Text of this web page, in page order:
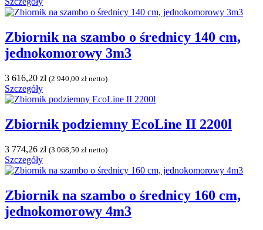
Zbiornik na szambo o średnicy 140 cm,
jednokomorowy 3m3
3 616,20 zł (2 940,00 zł netto)
Szczegóły
Zbiornik podziemny EcoLine II 2200l
3 774,26 zł (3 068,50 zł netto)
Szczegóły
Zbiornik na szambo o średnicy 160 cm,
jednokomorowy 4m3